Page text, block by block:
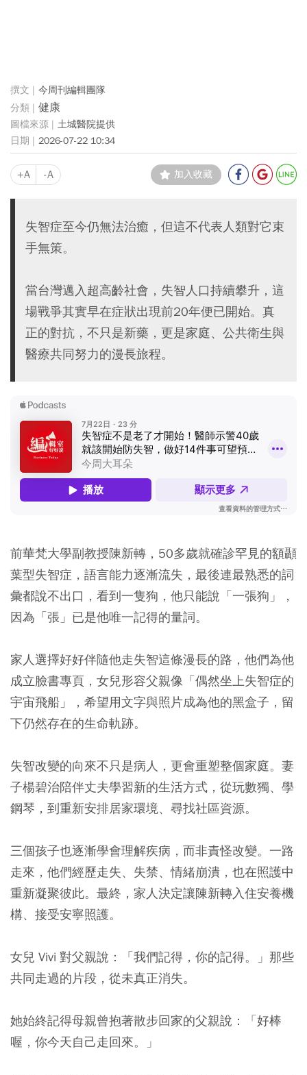
今周刊編輯團隊
健康
土城醫院提供
2026-07-22 10:34
+A -A 加入收藏
失智症至今仍無法治癒，但這不代表人類對它束
手無策。
當台灣邁入超高齡社會，失智人口持續攀升，這
場戰爭其實早在症狀出現前20年便已開始。真
正的對抗，不只是新藥，更是家庭、公共衛生與
醫療共同努力的漫長旅程。
前華梵大學副教授陳新轉，50多歲就確診罕見的額顳
葉型失智症，語言能力逐漸流失，最後連最熟悉的詞
彙都說不出口，看到一隻狗，他只能說「一張狗」，
因為「張」已是他唯一記得的量詞。
家人選擇好好伴隨他走失智這條漫長的路，他們為他
成立臉書專頁，女兒形容父親像「偶然坐上失智症的
宇宙飛船」，希望用文字與照片成為他的黑盒子，留
下仍然存在的生命軌跡。
失智改變的向來不只是病人，更會重塑整個家庭。妻
子楊碧治陪伴丈夫學習新的生活方式，從玩數獨、學
鋼琴，到重新安排居家環境、尋找社區資源。
三個孩子也逐漸學會理解疾病，而非責怪改變。一路
走來，他們經歷走失、失禁、情緒崩潰，也在照護中
重新凝聚彼此。最終，家人決定讓陳新轉入住安養機
構、接受安寧照護。
女兒 Vivi 對父親說：「我們記得，你的記得。」那些
共同走過的片段，從未真正消失。
她始終記得母親曾抱著散步回家的父親說：「好棒
喔，你今天自己走回來。」